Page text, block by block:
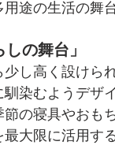
途の生活の舞
の舞台」
し高く設けら
染むようデザ
の寝具やおも
大限に活用す